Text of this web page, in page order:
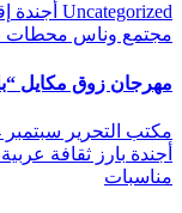
Uncategorized أجندة
مجتمع وناس محطات
مهرجان زوق مكايل
مكتب التحرير سبتمبر 4, 2023
أجندة بارز ثقافة عربية
مناسبات